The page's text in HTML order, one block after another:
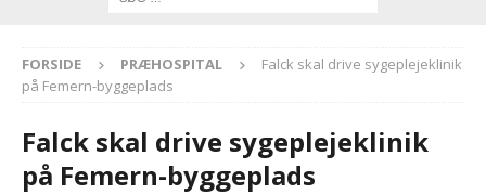
FORSIDE PRÆHOSPITAL
Falck skal drive sygeplejeklinik
på Femern-byggeplads
Falck skal drive sygeplejeklinik
på Femern-byggeplads